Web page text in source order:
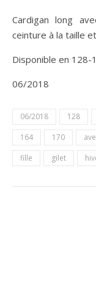
Cardigan long avec capuche, poches plaquées devant,
ceinture à la taille
Disponible en
06/2018
06/2018 128
164
170
fille
gilet